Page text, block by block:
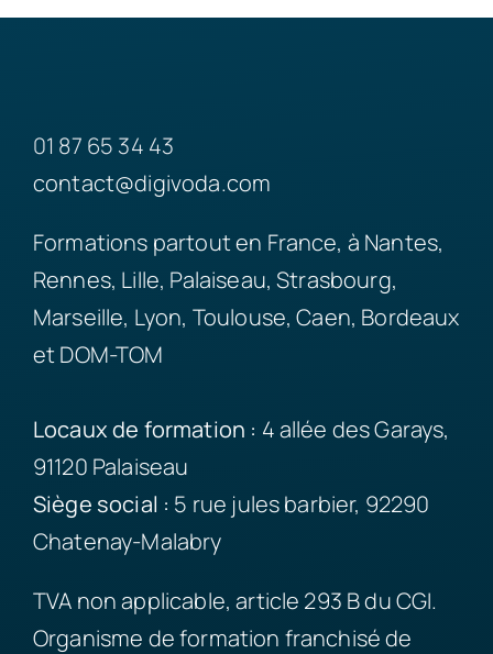
01 87 65 34 43
contact@digivoda.com
Formations partout en France, à Nantes,
Rennes, Lille, Palaiseau, Strasbourg,
Marseille, Lyon, Toulouse, Caen, Bordeaux
et DOM-TOM
Locaux de formation : 4 allée des Garays,
91120 Palaiseau
Siège social : 5 rue jules barbier, 92290
Chatenay-Malabry
TVA non applicable, article 293 B du CGI.
Organisme de formation franchisé de